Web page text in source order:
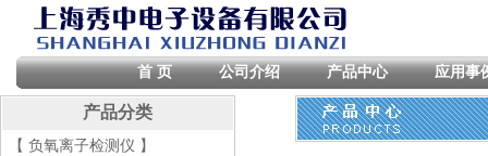
首 页 公司介绍 产品中心 应用事
产品分类
【 负氧离子检测仪 】